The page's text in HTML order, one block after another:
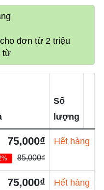
đơn từ 2 triệu
từ
Số
lượng
75,000₫
85,000₫
Hết hàng
75,000₫ Hết hàng